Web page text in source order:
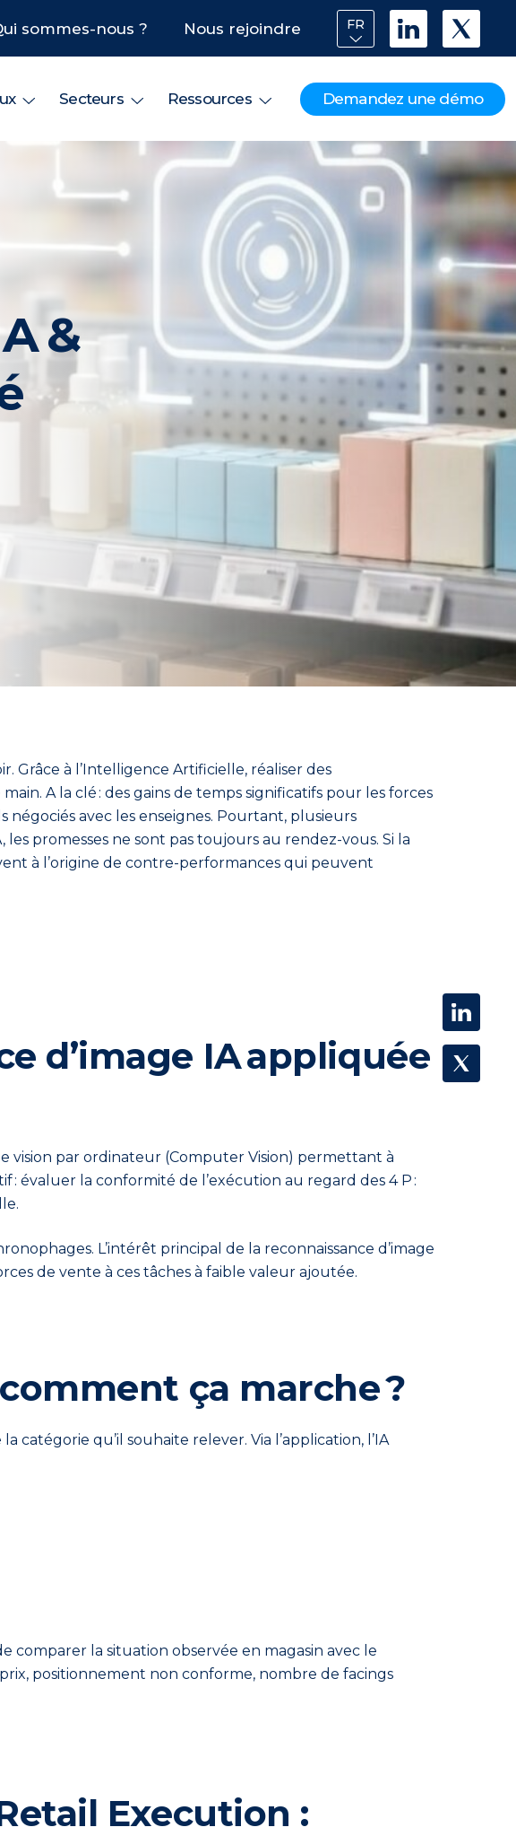
sommes-nous ? Nous rejoindre FR
Secteurs Ressources Demandez une démo
&
Grâce à l’Intelligence Artificielle, réaliser des
main. A la clé : des gains de temps significatifs pour les forces
négociés avec les enseignes. Pourtant, plusieurs
les promesses ne sont pas toujours au rendez-vous. Si la
à l’origine de contre-performances qui peuvent
d’image IA appliquée
vision par ordinateur (Computer Vision) permettant à
: évaluer la conformité de l’exécution au regard des 4 P :
L’intérêt principal de la reconnaissance d’image
de vente à ces tâches à faible valeur ajoutée.
ça marche ?
qu’il souhaite relever. Via l’application, l’IA
comparer la situation observée en magasin avec le
positionnement non conforme, nombre de facings
Execution :